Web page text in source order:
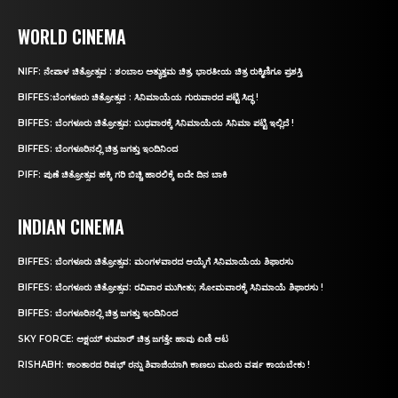
WORLD CINEMA
NIFF: ನೇಪಾಳ ಚಿತ್ರೋತ್ಸವ : ಶಂಬಾಲ ಅತ್ಯುತ್ತಮ ಚಿತ್ರ, ಭಾರತೀಯ ಚಿತ್ರ ರುಕ್ಮಿಣಿಗೂ ಪ್ರಶಸ್ತಿ
BIFFES:ಬೆಂಗಳೂರು ಚಿತ್ರೋತ್ಸವ : ಸಿನಿಮಾಯೆಯ ಗುರುವಾರದ ಪಟ್ಟಿ ಸಿದ್ಧ !
BIFFES: ಬೆಂಗಳೂರು ಚಿತ್ರೋತ್ಸವ: ಬುಧವಾರಕ್ಕೆ ಸಿನಿಮಾಯೆಯ ಸಿನಿಮಾ ಪಟ್ಟಿ ಇಲ್ಲಿದೆ !
BIFFES: ಬೆಂಗಳೂರಿನಲ್ಲಿ ಚಿತ್ರ ಜಗತ್ತು ಇಂದಿನಿಂದ
PIFF: ಪುಣೆ ಚಿತ್ರೋತ್ಸವ ಹಕ್ಕಿ ಗರಿ ಬಿಚ್ಚಿ ಹಾರಲಿಕ್ಕೆ ಐದೇ ದಿನ ಬಾಕಿ
INDIAN CINEMA
BIFFES: ಬೆಂಗಳೂರು ಚಿತ್ರೋತ್ಸವ: ಮಂಗಳವಾರದ ಆಯ್ಕೆಗೆ ಸಿನಿಮಾಯೆಯ ಶಿಫಾರಸು
BIFFES: ಬೆಂಗಳೂರು ಚಿತ್ರೋತ್ಸವ: ರವಿವಾರ ಮುಗೀತು; ಸೋಮವಾರಕ್ಕೆ ಸಿನಿಮಾಯೆ ಶಿಫಾರಸು !
BIFFES: ಬೆಂಗಳೂರಿನಲ್ಲಿ ಚಿತ್ರ ಜಗತ್ತು ಇಂದಿನಿಂದ
SKY FORCE: ಅಕ್ಷಯ್ ಕುಮಾರ್‌ ಚಿತ್ರ ಜಗತ್ತೇ ಹಾವು ಏಣಿ ಆಟ
RISHABH: ಕಾಂತಾರದ ರಿಷಭ್‌ ರನ್ನು ಶಿವಾಜಿಯಾಗಿ ಕಾಣಲು ಮೂರು ವರ್ಷ ಕಾಯಬೇಕು !